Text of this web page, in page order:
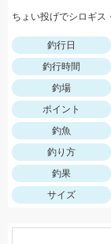
ちょい投げでシロギス
釣行日
釣行時間
釣場
ポイント
釣魚
釣り方
釣果
サイズ